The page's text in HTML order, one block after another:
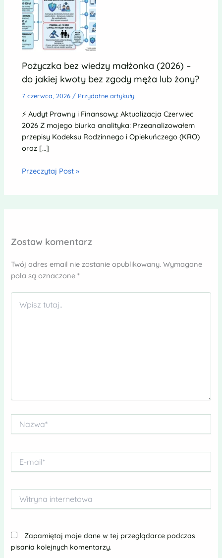
Pożyczka bez wiedzy małżonka (2026) –
do jakiej kwoty bez zgody męża lub żony?
7 czerwca, 2026 / Przydatne artykuły
⚡ Audyt Prawny i Finansowy: Aktualizacja Czerwiec
2026 Z mojego biurka analityka: Przeanalizowałem
przepisy Kodeksu Rodzinnego i Opiekuńczego (KRO)
oraz […]
Przeczytaj Post »
Zostaw komentarz
Twój adres email nie zostanie opublikowany. Wymagane
pola są oznaczone*
Wpisz
tutaj..
mail*
internetowa
Zapamiętaj moje dane w tej przeglądarce podczas
pisania kolejnych komentarzy.